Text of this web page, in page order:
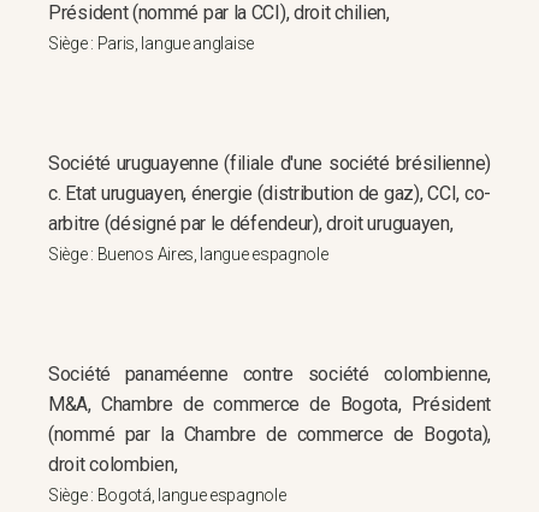
Président (nommé par la CCI), droit chilien,
Siège : Paris, langue anglaise
Société uruguayenne (filiale d'une société brésilienne)
c. Etat uruguayen, énergie (distribution de gaz), CCI, co-
arbitre (désigné par le défendeur), droit uruguayen,
Siège : Buenos Aires, langue espagnole
Société panaméenne contre société colombienne,
M&A, Chambre de commerce de Bogota, Président
(nommé par la Chambre de commerce de Bogota),
droit colombien,
Siège : Bogotá, langue espagnole